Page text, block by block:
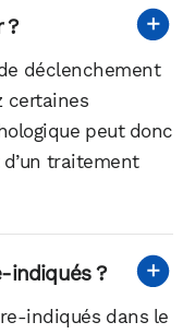
?
déclenchement
certaines
peut donc
traitement
indiqués ?
indiqués dans le